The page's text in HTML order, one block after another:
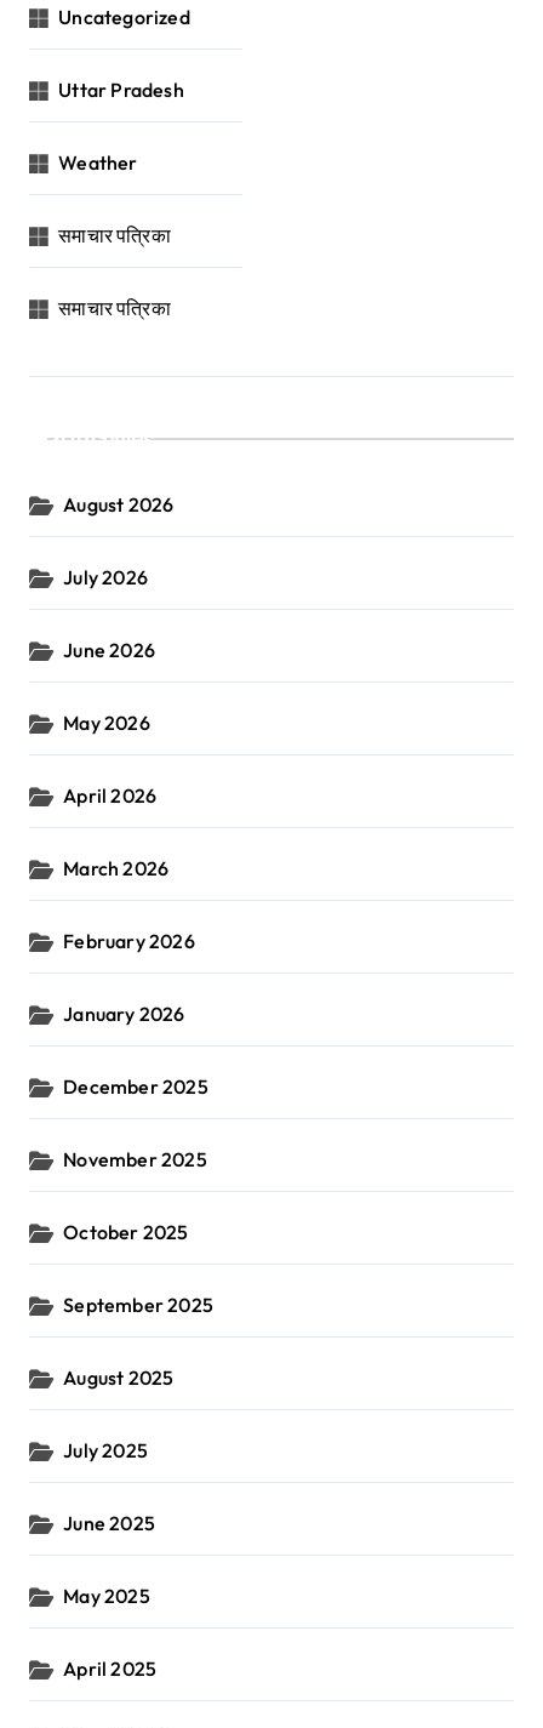
Uncategorized
Uttar Pradesh
Weather
समाचार पत्रिका
समाचार पत्रिका
Archives
August 2026
July 2026
June 2026
May 2026
April 2026
March 2026
February 2026
January 2026
December 2025
November 2025
October 2025
September 2025
August 2025
July 2025
June 2025
May 2025
April 2025